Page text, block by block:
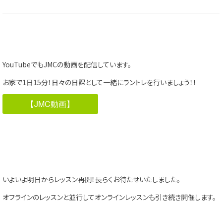
YouTubeでもJMCの動画を配信しています。
お家で1日15分！日々の日課として一緒にラントレを行いましょう！！
【JMC動画】
いよいよ明日からレッスン再開！長らくお待たせいたしました。
オフラインのレッスンと並行してオンラインレッスンも引き続き開催します。